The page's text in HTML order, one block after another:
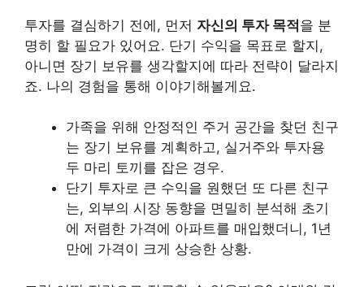
투자를 결심하기 전에, 먼저 자신의 투자 목적을 분
명히 할 필요가 있어요. 단기 수익을 목표로 할지,
아니면 장기 보유를 생각할지에 따라 전략이 달라지
죠. 나의 경험을 통해 이야기해볼게요.
가족을 위해 안정적인 주거 공간을 찾던 친구
는 장기 보유를 계획하고, 실거주와 투자용
두 마리 토끼를 잡은 경우.
단기 투자로 큰 수익을 원했던 또 다른 친구
는, 외부의 시장 동향을 면밀히 분석해 초기
에 저렴한 가격에 아파트를 매입했더니, 1년
만에 가격이 크게 상승한 상황.